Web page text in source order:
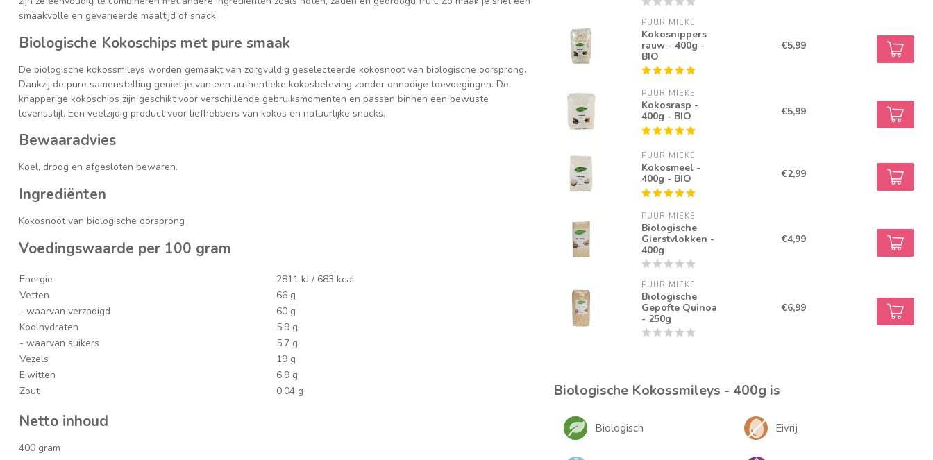
smaakvolle en gevarieerde maaltijd of snack.
Biologische Kokoschips met pure smaak
De biologische kokossmileys worden gemaakt van zorgvuldig geselecteerde kokosnoot van biologische oorsprong.
Dankzij de pure samenstelling geniet je van een authentieke kokosbeleving zonder onnodige toevoegingen. De
knapperige kokoschips zijn geschikt voor verschillende gebruiksmomenten en passen binnen een bewuste
levensstijl. Een veelzijdig product voor liefhebbers van kokos en natuurlijke snacks.
Bewaaradvies
Koel, droog en afgesloten bewaren.
Ingrediënten
Kokosnoot van biologische oorsprong
Voedingswaarde per 100 gram
Energie
2811 kJ / 683 kcal
Vetten
66 g
- waarvan verzadigd
60 g
Koolhydraten
5,9 g
- waarvan suikers
5,7 g
Vezels
19 g
Eiwitten
6,9 g
Zout
0,04 g
Netto inhoud
400 gram
PUUR MIEKE
Kokosnippers
rauw - 400g -
BIO
€5,99
PUUR MIEKE
Kokosrasp -
400g - BIO
€5,99
PUUR MIEKE
Kokosmeel -
400g - BIO
€2,99
PUUR MIEKE
Biologische
Gierstvlokken -
400g
€4,99
PUUR MIEKE
Biologische
Gepofte Quinoa
- 250g
€6,99
Biologische Kokossmileys - 400g is
Biologisch Eivrij